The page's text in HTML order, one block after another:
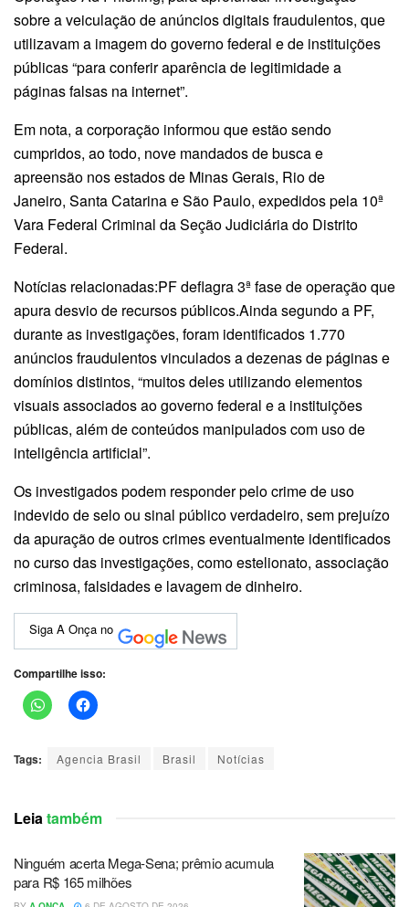
sobre a veiculação de anúncios digitais fraudulentos, que
utilizavam a imagem do governo federal e de instituições
públicas “para conferir aparência de legitimidade a
páginas falsas na internet”.
Em nota, a corporação informou que estão sendo
cumpridos, ao todo, nove mandados de busca e
apreensão nos estados de Minas Gerais, Rio de
Janeiro, Santa Catarina e São Paulo, expedidos pela 10ª
Vara Federal Criminal da Seção Judiciária do Distrito
Federal.
Notícias relacionadas:PF deflagra 3ª fase de operação que
apura desvio de recursos públicos.Ainda segundo a PF,
durante as investigações, foram identificados 1.770
anúncios fraudulentos vinculados a dezenas de páginas e
domínios distintos, “muitos deles utilizando elementos
visuais associados ao governo federal e a instituições
públicas, além de conteúdos manipulados com uso de
inteligência artificial”.
Os investigados podem responder pelo crime de uso
indevido de selo ou sinal público verdadeiro, sem prejuízo
da apuração de outros crimes eventualmente identificados
no curso das investigações, como estelionato, associação
criminosa, falsidades e lavagem de dinheiro.
Siga A Onça no
Compartilhe isso:
Tags: Agencia Brasil Brasil Notícias
Leia também
Ninguém acerta Mega-Sena; prêmio acumula
para R$ 165 milhões